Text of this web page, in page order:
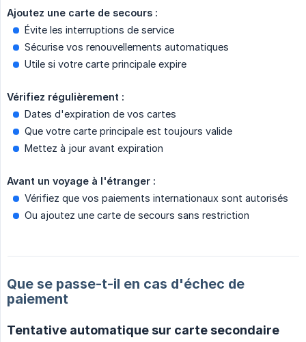
Ajoutez une carte de secours :
Évite les interruptions de service
Sécurise vos renouvellements automatiques
Utile si votre carte principale expire
Vérifiez régulièrement :
Dates d'expiration de vos cartes
Que votre carte principale est toujours valide
Mettez à jour avant expiration
Avant un voyage à l'étranger :
Vérifiez que vos paiements internationaux sont autorisés
Ou ajoutez une carte de secours sans restriction
Que se passe-t-il en cas d'échec de
paiement
Tentative automatique sur carte secondaire